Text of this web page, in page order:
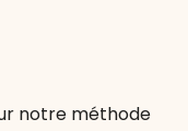
notre méthode